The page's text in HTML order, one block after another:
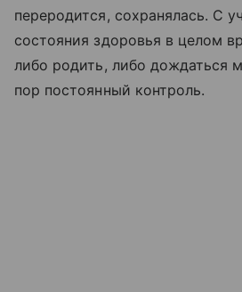
переродится, сохранялась. С
состояния здоровья в целом
либо родить, либо дождаться
пор постоянный контроль.